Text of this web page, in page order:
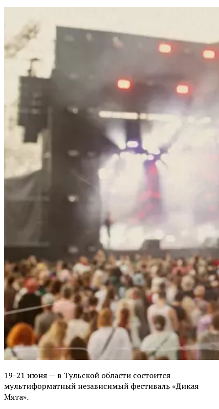
19-21 июня — в Тульской области состоится
мультиформатный независимый фестиваль «Дикая
Мята».